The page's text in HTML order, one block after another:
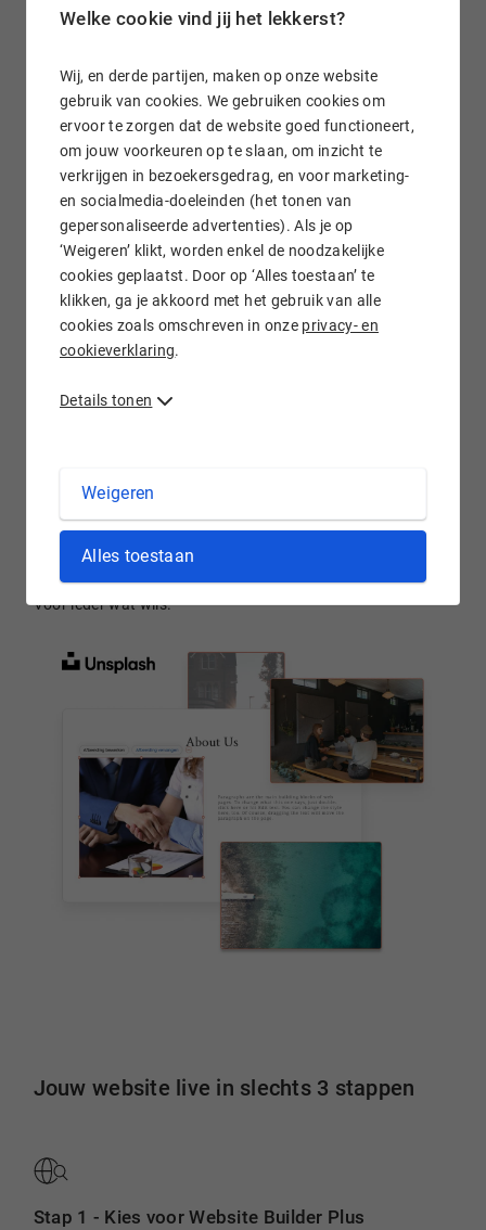
Welke cookie vind jij het lekkerst?
Wij, en derde partijen, maken op onze website
gebruik van cookies. We gebruiken cookies om
ervoor te zorgen dat de website goed functioneert,
om jouw voorkeuren op te slaan, om inzicht te
verkrijgen in bezoekersgedrag, en voor marketing-
en socialmedia-doeleinden (het tonen van
gepersonaliseerde advertenties). Als je op
‘Weigeren’ klikt, worden enkel de noodzakelijke
cookies geplaatst. Door op ‘Alles toestaan’ te
klikken, ga je akkoord met het gebruik van alle
cookies zoals omschreven in onze privacy- en
cookieverklaring.
Details tonen
Weigeren
Alles toestaan
kanalen op je website en boost je online zichtbaarheid.
Een beeld zegt meer dan duizend woorden. Een goede foto
versterkt je verhaal en verbetert de look en feel van je
website. In de mediabibliotheek van Website Builder Pro en
Plus vind je honderden foto’s die je gratis kunt gebruiken.
Voor ieder wat wils.
Jouw website live in slechts 3 stappen
Stap 1 - Kies voor Website Builder Plus